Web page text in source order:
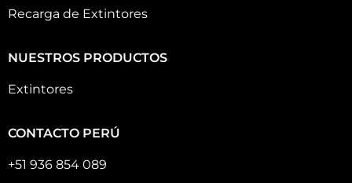
Recarga de Extintores
NUESTROS PRODUCTOS
Extintores
CONTACTO PERÚ
+51 936 854 089